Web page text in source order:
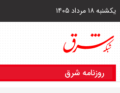
یکشنبه ۱۸ مرداد ۱۴۰۵
روزنامه شرق